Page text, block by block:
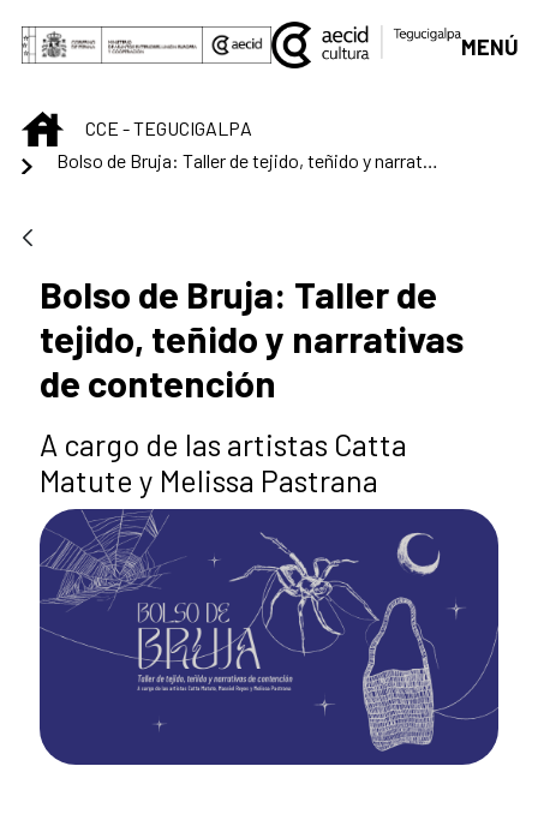
Saltar al contenido principal
MENÚ
INICIOCCE - TEGUCIGALPA
Bolso de Bruja: Taller de tejido, teñido y narrativas de contención
Bolso de Bruja: Taller de
tejido, teñido y narrativas
de contención
A cargo de las artistas Catta
Matute y Melissa Pastrana